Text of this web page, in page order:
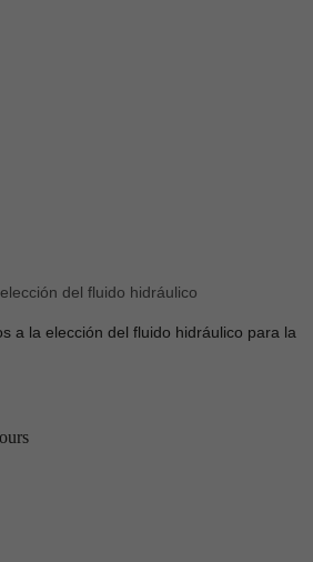
del fluido hidráulico
a la elección del fluido hidráulico para la